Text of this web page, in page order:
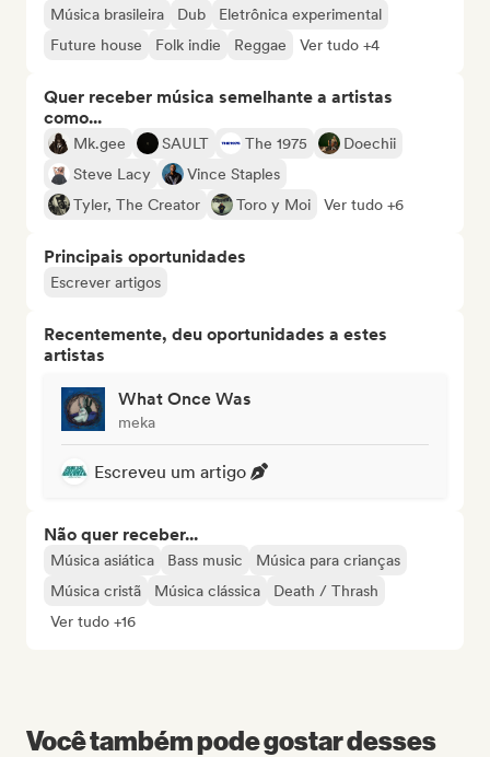
Música brasileira Dub
Eletrônica experimental
Future house
Folk indie Reggae Ver tudo +4
Quer receber música semelhante a artistas
como...
Mk.gee SAULT The 1975
Doechii
Steve Lacy
Vince Staples
Tyler, The Creator
Toro y Moi Ver tudo +6
Principais oportunidades
Escrever artigos
Recentemente, deu oportunidades a estes
artistas
What Once Was
meka
Escreveu um artigo
Não quer receber...
Música asiática Bass music
Música para crianças
Música cristã
Música clássica
Death / Thrash
Ver tudo +16
Você também pode gostar desses